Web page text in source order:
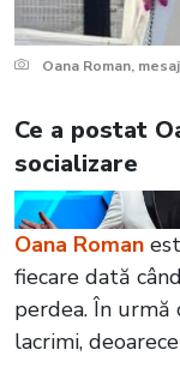
Oana Roman,
Ce a postat
socializare
Oana Roman
fiecare dată
perdea. În
lacrimi,